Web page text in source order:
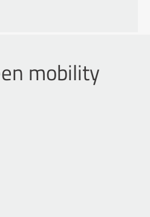
mobility